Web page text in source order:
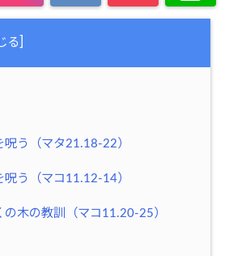
る
呪う（マタ21.18-22）
呪う（マコ11.12-14）
の木の教訓（マコ11.20-25）